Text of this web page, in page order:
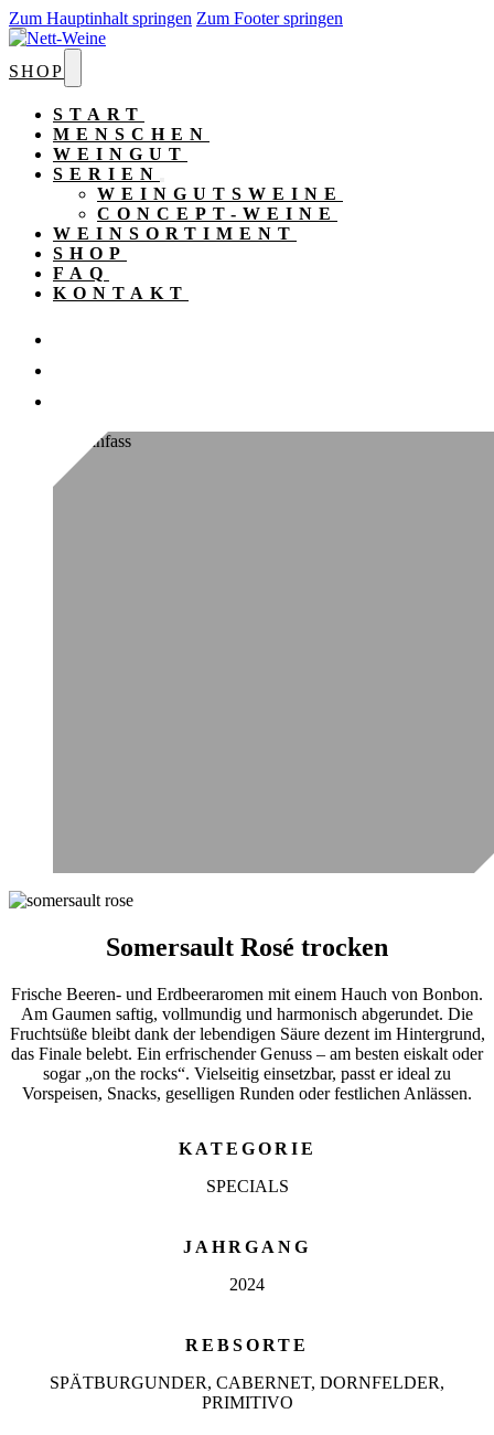
Zum Hauptinhalt springen Zum Footer springen
SHOP
START
MENSCHEN
WEINGUT
SERIEN
WEINGUTSWEINE
CONCEPT-WEINE
WEINSORTIMENT
SHOP
FAQ
KONTAKT
Somersault Rosé trocken
Frische Beeren- und Erdbeeraromen mit einem Hauch von Bonbon.
Am Gaumen saftig, vollmundig und harmonisch abgerundet. Die
Fruchtsüße bleibt dank der lebendigen Säure dezent im Hintergrund,
das Finale belebt. Ein erfrischender Genuss – am besten eiskalt oder
sogar „on the rocks“. Vielseitig einsetzbar, passt er ideal zu
Vorspeisen, Snacks, geselligen Runden oder festlichen Anlässen.
KATEGORIE
SPECIALS
JAHRGANG
2024
REBSORTE
SPÄTBURGUNDER, CABERNET, DORNFELDER,
PRIMITIVO